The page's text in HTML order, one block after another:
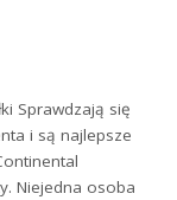
Sprawdzają się
i są najlepsze
Niejedna osoba